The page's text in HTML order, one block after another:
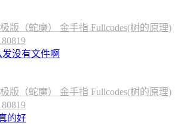
版（蛇魔） 金手指 Fullcodes(树的原理)
没有文件啊
版（蛇魔） 金手指 Fullcodes(树的原理)
的好